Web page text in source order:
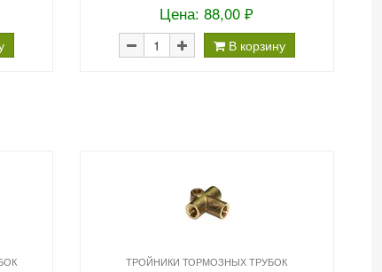
Цена: 88,00 ₽
В корзину
ТРОЙНИКИ ТОРМОЗНЫХ ТРУБОК